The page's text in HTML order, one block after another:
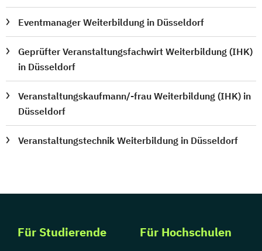
Eventmanager Weiterbildung in Düsseldorf
Geprüfter Veranstaltungsfachwirt Weiterbildung (IHK)
in Düsseldorf
Veranstaltungskaufmann/-frau Weiterbildung (IHK) in
Düsseldorf
Veranstaltungstechnik Weiterbildung in Düsseldorf
Für Studierende Für Hochschulen